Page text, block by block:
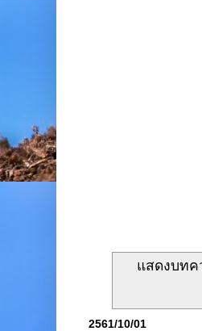
แสดงบท
2561/10/01